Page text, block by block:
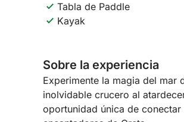
Tabla de Paddle
Kayak
Sobre la experiencia
Experimente la magia del mar
inolvidable crucero al
oportunidad única de